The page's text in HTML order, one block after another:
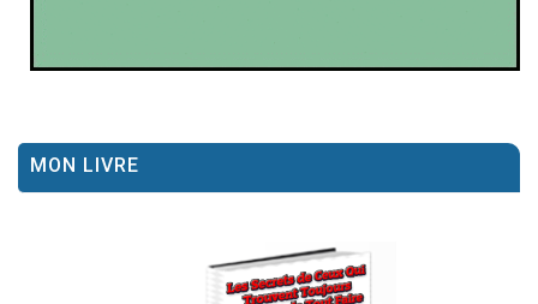
MON LIVRE